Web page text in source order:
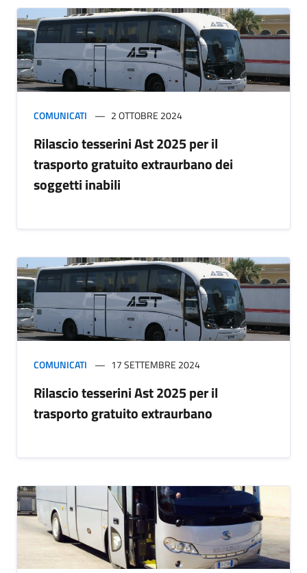
COMUNICATI 2 OTTOBRE 2024
Rilascio tesserini Ast 2025 per il
trasporto gratuito extraurbano dei
soggetti inabili
COMUNICATI 17 SETTEMBRE 2024
Rilascio tesserini Ast 2025 per il
trasporto gratuito extraurbano